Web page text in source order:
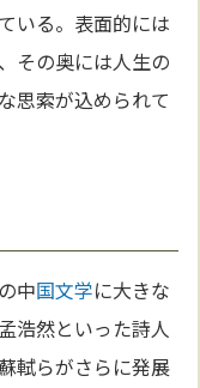
いる。表面的には
その奥には人生の
思索が込められて
中国文学に大きな
浩然といった詩人
軾らがさらに発展